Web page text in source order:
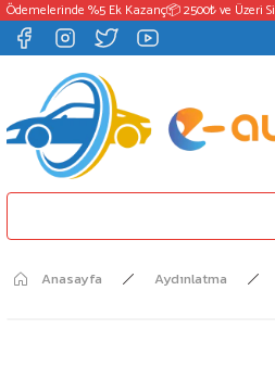
%5 Ek Kazanç📦 2500₺ ve Üzeri
Anasayfa Aydınlatma